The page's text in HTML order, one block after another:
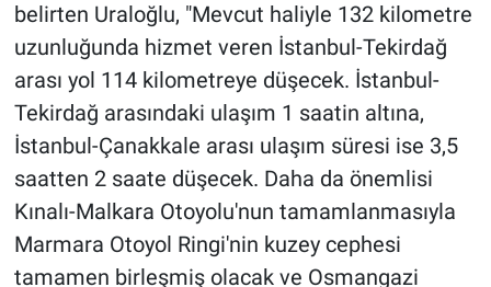
belirten Uraloğlu, "Mevcut haliyle 132 kilometre
uzunluğunda hizmet veren İstanbul-Tekirdağ
arası yol 114 kilometreye düşecek. İstanbul-
Tekirdağ arasındaki ulaşım 1 saatin altına,
İstanbul-Çanakkale arası ulaşım süresi ise 3,5
saatten 2 saate düşecek. Daha da önemlisi
Kınalı-Malkara Otoyolu'nun tamamlanmasıyla
Marmara Otoyol Ringi'nin kuzey cephesi
tamamen birleşmiş olacak ve Osmangazi